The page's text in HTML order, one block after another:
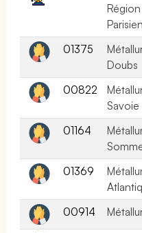
Région
01375
Doubs
00822
Savoie
01164
01369
00914